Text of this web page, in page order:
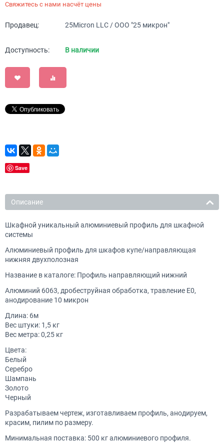
Свяжитесь с нами насчёт цены
Продавец: 25Micron LLC / ООО "25 микрон"
Доступность: В наличии
Save
Описание
Шкафной уникальный алюминиевый профиль для шкафной
системы
Алюминиевый профиль для шкафов купе/направляющая
нижняя двухполозная
Название в каталоге: Профиль направляющий нижний
Алюминий 6063, дробеструйная обработка, травление Е0,
анодирование 10 микрон
Длина: 6м
Вес штуки: 1,5 кг
Вес метра: 0,25 кг
Цвета:
Белый
Серебро
Шампань
Золото
Черный
Разрабатываем чертеж, изготавливаем профиль, анодируем,
красим, пилим по размеру.
Минимальная поставка: 500 кг алюминиевого профиля.